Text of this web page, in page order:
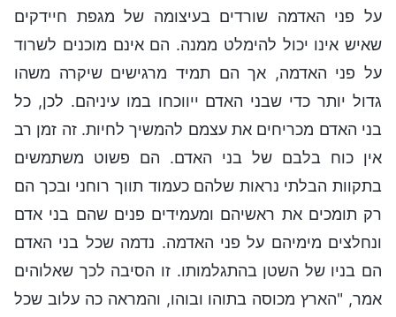
על פני האדמה שורדים בעיצומה של מגפת חיידקים
שאיש אינו יכול להימלט ממנה. הם אינם מוכנים לשרוד
על פני האדמה, אך הם תמיד מרגישים שיקרה משהו
גדול יותר כדי שבני האדם ייווכחו במו עיניהם. לכן, כל
בני האדם מכריחים את עצמם להמשיך לחיות. זה זמן רב
אין כוח בלבם של בני האדם. הם פשוט משתמשים
בתקוות הבלתי נראות שלהם כעמוד תווך רוחני ובכך הם
רק תומכים את ראשיהם ומעמידים פנים שהם בני אדם
ונחלצים מימיהם על פני האדמה. נדמה שכל בני האדם
הם בניו של השטן בהתגלמותו. זו הסיבה לכך שאלוהים
אמר, "הארץ מכוסה בתוהו ובוהו, והמראה כה עלוב שכל